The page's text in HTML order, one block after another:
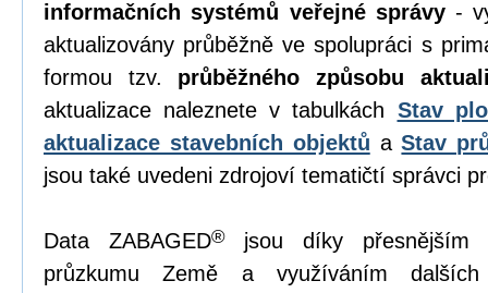
informačních systémů veřejné správy-
aktualizovány průběžně ve spolupráci s
formou tzv. průběžného způsobu
aktualizace naleznete v tabulkách Stav
aktualizace stavebních objektů aStav
jsou také uvedeni zdrojoví tematičtí správci
Data ZABAGED®jsou díky přesnějším
průzkumu Země a využíváním